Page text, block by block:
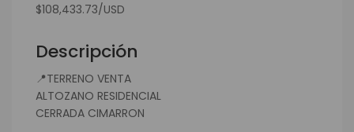
$108,433.73/USD
Descripción
📍TERRENO VENTA
ALTOZANO RESIDENCIAL
CERRADA CIMARRON